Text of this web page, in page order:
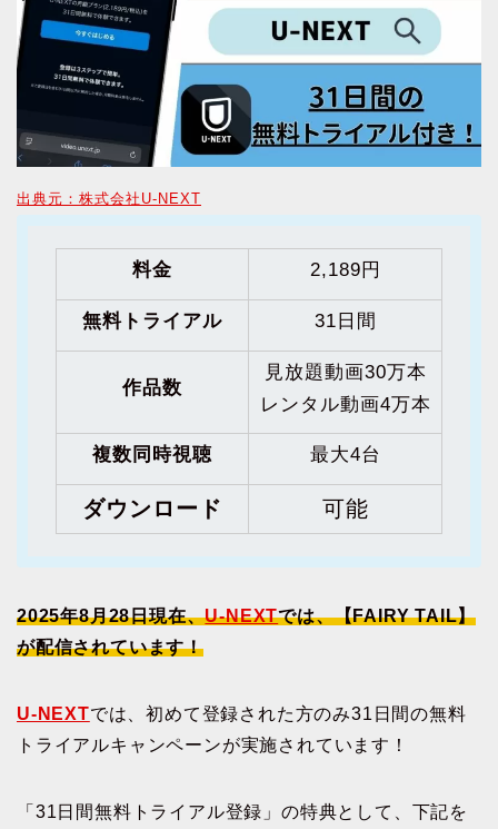
出典元：株式会社U-NEXT
料金 2,189円
無料トライアル 31日間
作品数
見放題動画30万本
レンタル動画4万本
複数同時視聴 最大4台
ダウンロード 可能
2025年8月28日現在、U-NEXTでは、【FAIRY TAIL】
が配信されています！
U-NEXTでは、初めて登録された方のみ31日間の無料
トライアルキャンペーンが実施されています！
「31日間無料トライアル登録」の特典として、下記を